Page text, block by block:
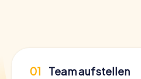
01 Team aufstellen